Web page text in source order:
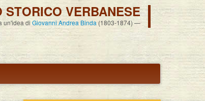
STORICO VERBANESE
un'idea diGiovanni Andrea Binda (1803-1874)